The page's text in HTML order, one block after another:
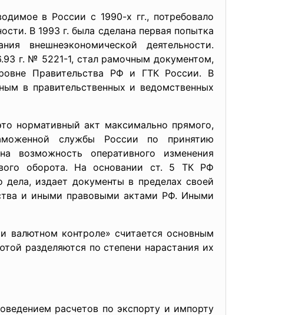
в России с 1990-х гг., потребовало
В 1993 г. была сделана первая попытка
внешнеэкономической деятельности.
г. № 5221-1, стал рамочным документом,
Правительства РФ и ГТК России. В
в правительственных и ведомственных
акт максимально прямого,
службы России по принятию
возможность оперативного изменения
оборота. На основании ст. 5 ТК РФ
издает документы в пределах своей
и иными правовыми актами РФ. Иными
контроле» считается основным
разделяются по степени нарастания их
расчетов по экспорту и импорту